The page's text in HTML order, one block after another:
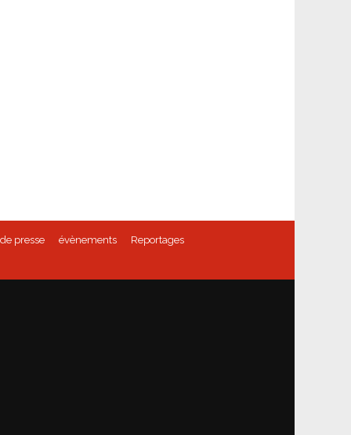
presse évènements Reportages